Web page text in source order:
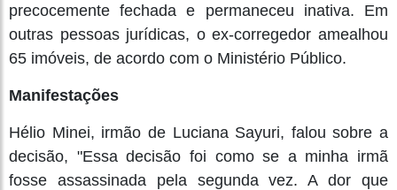
precocemente fechada e permaneceu inativa. Em
outras pessoas jurídicas, o ex-corregedor amealhou
65 imóveis, de acordo com o Ministério Público.
Manifestações
Hélio Minei, irmão de Luciana Sayuri, falou sobre a
decisão, "Essa decisão foi como se a minha irmã
fosse assassinada pela segunda vez. A dor que